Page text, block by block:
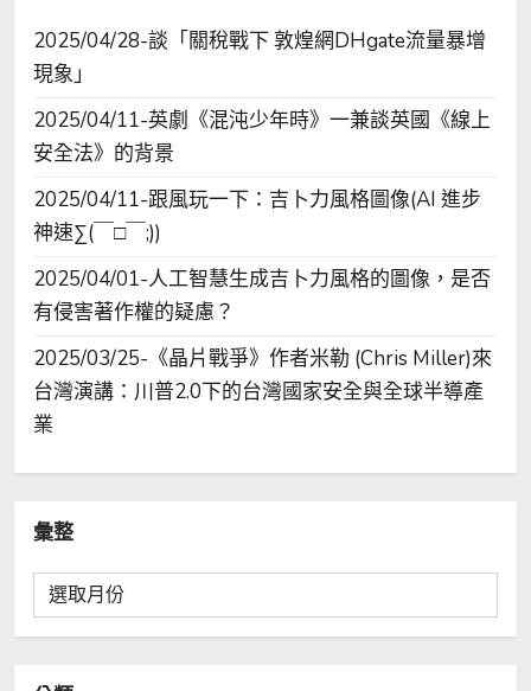
2025/04/28-談「關稅戰下 敦煌網DHgate流量暴增
現象」
2025/04/11-英劇《混沌少年時》一兼談英國《線上
安全法》的背景
2025/04/11-跟風玩一下：吉卜力風格圖像(AI 進步
神速∑(￣□￣;))
2025/04/01-人工智慧生成吉卜力風格的圖像，是否
有侵害著作權的疑慮？
2025/03/25-《晶片戰爭》作者米勒 (Chris Miller)來
台灣演講：川普2.0下的台灣國家安全與全球半導產
業
彙整
彙
整